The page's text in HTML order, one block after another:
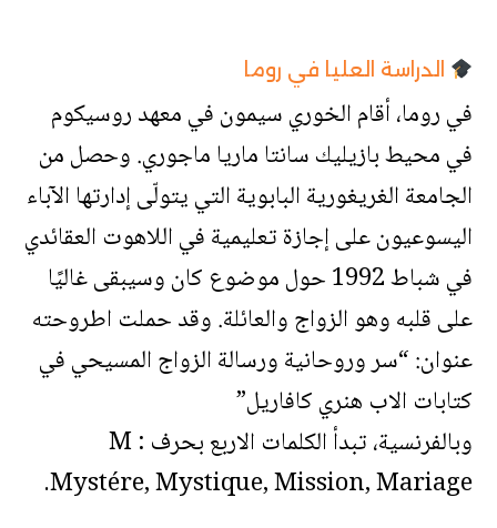
الدراسة العليا في روما
في روما، أقام الخوري سيمون في معهد روسيكوم
في محيط بازيليك سانتا ماريا ماجوري. وحصل من
الجامعة الغريغورية البابوية التي يتولّى إدارتها الآباء
اليسوعيون على إجازة تعليمية في اللاهوت العقائدي
في شباط 1992 حول موضوع كان وسيبقى غاليًا
على قلبه وهو الزواج والعائلة. وقد حملت اطروحته
عنوان: “سر وروحانية ورسالة الزواج المسيحي في
كتابات الاب هنري كافاريل”
وبالفرنسية، تبدأ الكلمات الاربع بحرف M :
Mystére, Mystique, Mission, Mariage.